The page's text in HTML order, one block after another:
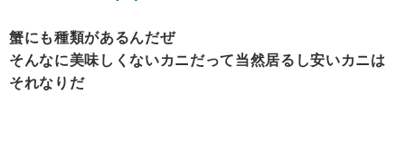
蟹にも種類があるんだぜ
そんなに美味しくないカニだって当然居るし安いカニは
それなりだ